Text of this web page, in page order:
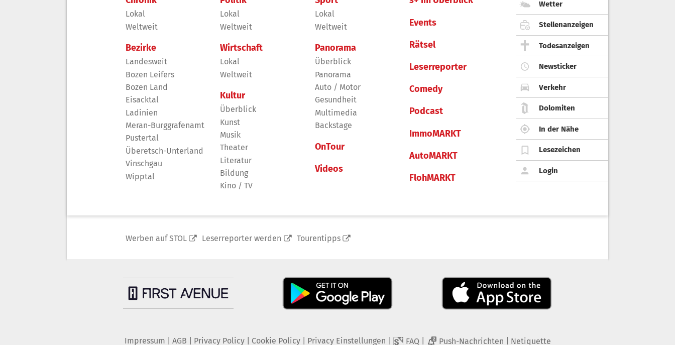
Lokal
Weltweit
Bezirke
Landesweit
Bozen Leifers
Bozen Land
Eisacktal
Ladinien
Meran-Burggrafenamt
Pustertal
Überetsch-Unterland
Vinschgau
Wipptal
Lokal
Weltweit
Wirtschaft
Lokal
Weltweit
Kultur
Überblick
Kunst
Musik
Theater
Literatur
Bildung
Kino / TV
Lokal
Weltweit
Panorama
Überblick
Panorama
Auto / Motor
Gesundheit
Multimedia
Backstage
OnTour
Videos
Events
Rätsel
Leserreporter
Comedy
Podcast
ImmoMARKT
AutoMARKT
FlohMARKT
Wetter
Stellenanzeigen
Todesanzeigen
Newsticker
Verkehr
Dolomiten
In der Nähe
Lesezeichen
Login
Werben auf STOL Leserreporter werden Tourentipps
Impressum AGB Privacy Policy| Cookie Policy| Privacy Einstellungen FAQ 2 Push-Nachrichten Netiquette